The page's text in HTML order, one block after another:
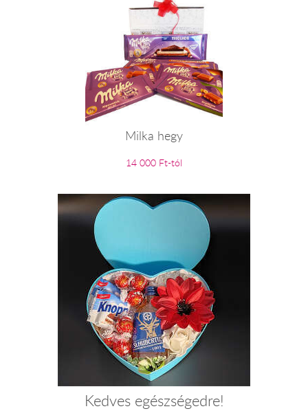
Milka hegy
14 000 Ft-tól
Kedves egészségedre!